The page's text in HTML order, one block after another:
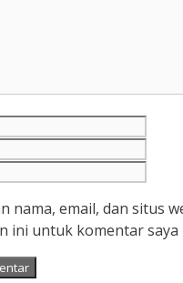
nama, email, dan situs
ini untuk komentar saya